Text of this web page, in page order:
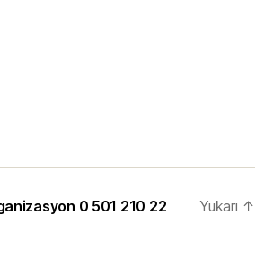
0 501 210 22
Yukarı ↑